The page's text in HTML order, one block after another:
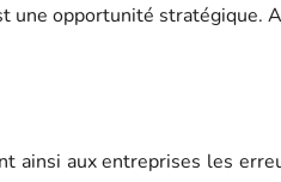
une opportunité stratégique.
ainsi aux entreprises les